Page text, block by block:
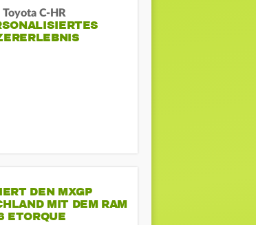
Toyota C-HR
DEN MXGP
MIT DEM RAM
ETORQUE